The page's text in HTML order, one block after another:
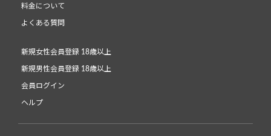
料金について
よくある質問
新規女性会員登録 18歳以上
新規男性会員登録 18歳以上
会員ログイン
ヘルプ